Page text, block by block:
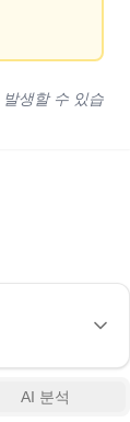
생할 수 있습
AI 분석